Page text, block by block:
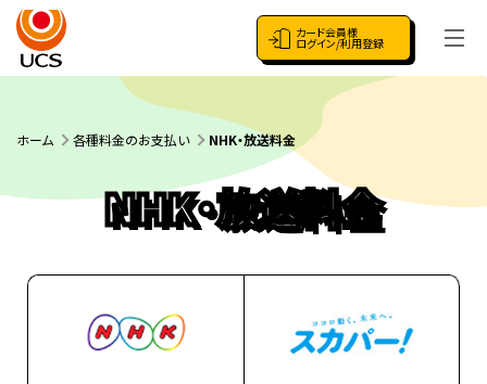
カード会員様
ログイン/利用登録
ホーム 各種料金のお支払い NHK・放送料金
NHK・放送料金